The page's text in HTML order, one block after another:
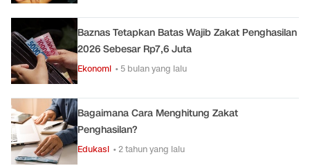
Baznas Tetapkan Batas Wajib Zakat Penghasilan
2026 Sebesar Rp7,6 Juta
Ekonomi • 5 bulan yang lalu
Bagaimana Cara Menghitung Zakat
Penghasilan?
Edukasi • 2 tahun yang lalu